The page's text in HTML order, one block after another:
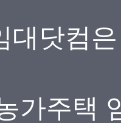
대닷컴
가주택